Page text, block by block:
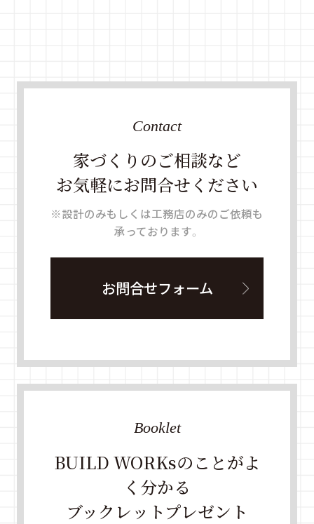
家づくりのご相談など
お気軽にお問合せください
Contact
※設計のみもしくは工務店のみのご依頼も
承っております。
お問合せフォーム
BUILD WORKsのことがよ
く分かる
ブックレットプレゼント
Booklet